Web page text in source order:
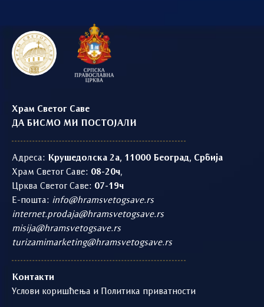
Храм Светог Саве
ДА БИСМО МИ ПОСТОЈАЛИ
Адреса: Крушедолска 2а, 11000 Београд, Србија
Храм Светог Саве: 08-20ч,
Црква Светог Саве: 07-19ч
Е-пошта: info@hramsvetogsave.rs
internet.prodaja@hramsvetogsave.rs
misija@hramsvetogsave.rs
turizamimarketing@hramsvetogsave.rs
Контакти
Услови коришћења и Политика приватности